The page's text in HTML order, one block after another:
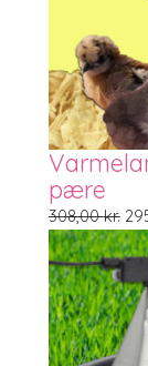
pære
308,00kr.